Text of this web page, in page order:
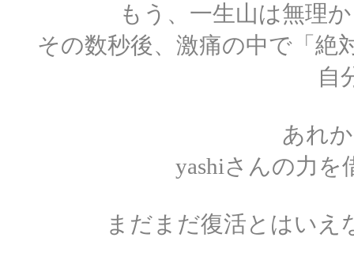
もう、一生山は無理
その数秒後、激痛の中で「絶
自
あれ
yashiさんの力を
まだまだ復活とはいえ